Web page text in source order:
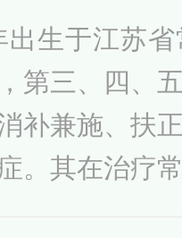
级科研成果2
生于江苏
第三、四、
补兼施、扶
。其在治疗